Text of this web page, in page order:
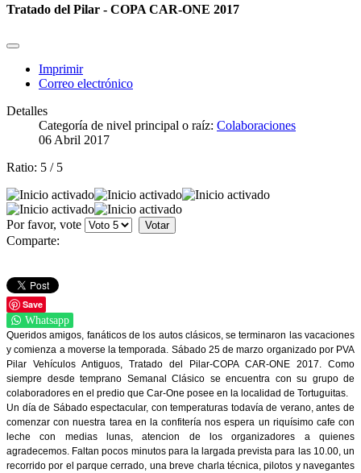
Tratado del Pilar - COPA CAR-ONE 2017
Imprimir
Correo electrónico
Detalles
Categoría de nivel principal o raíz: Colaboraciones
06 Abril 2017
Ratio: 5 / 5
Por favor, vote
Comparte:
Save
Whatsapp
Queridos amigos, fanáticos de los autos clásicos, se terminaron las vacaciones
y comienza a moverse la temporada. Sábado 25 de marzo organizado por PVA
Pilar Vehículos Antiguos, Tratado del Pilar-COPA CAR-ONE 2017. Como
siempre desde temprano Semanal Clásico se encuentra con su grupo de
colaboradores en el predio que Car-One posee en la localidad de Tortuguitas.
Un día de Sábado espectacular, con temperaturas todavía de verano, antes de
comenzar con nuestra tarea en la confitería nos espera un riquísimo cafe con
leche con medias lunas, atencion de los organizadores a quienes
agradecemos. Faltan pocos minutos para la largada prevista para las 10.00, un
recorrido por el parque cerrado, una breve charla técnica, pilotos y navegantes